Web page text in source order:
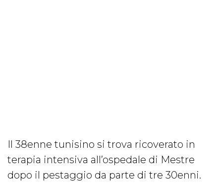
Il 38enne tunisino si trova ricoverato in
terapia intensiva all’ospedale di Mestre
dopo il pestaggio da parte di tre 30enni.